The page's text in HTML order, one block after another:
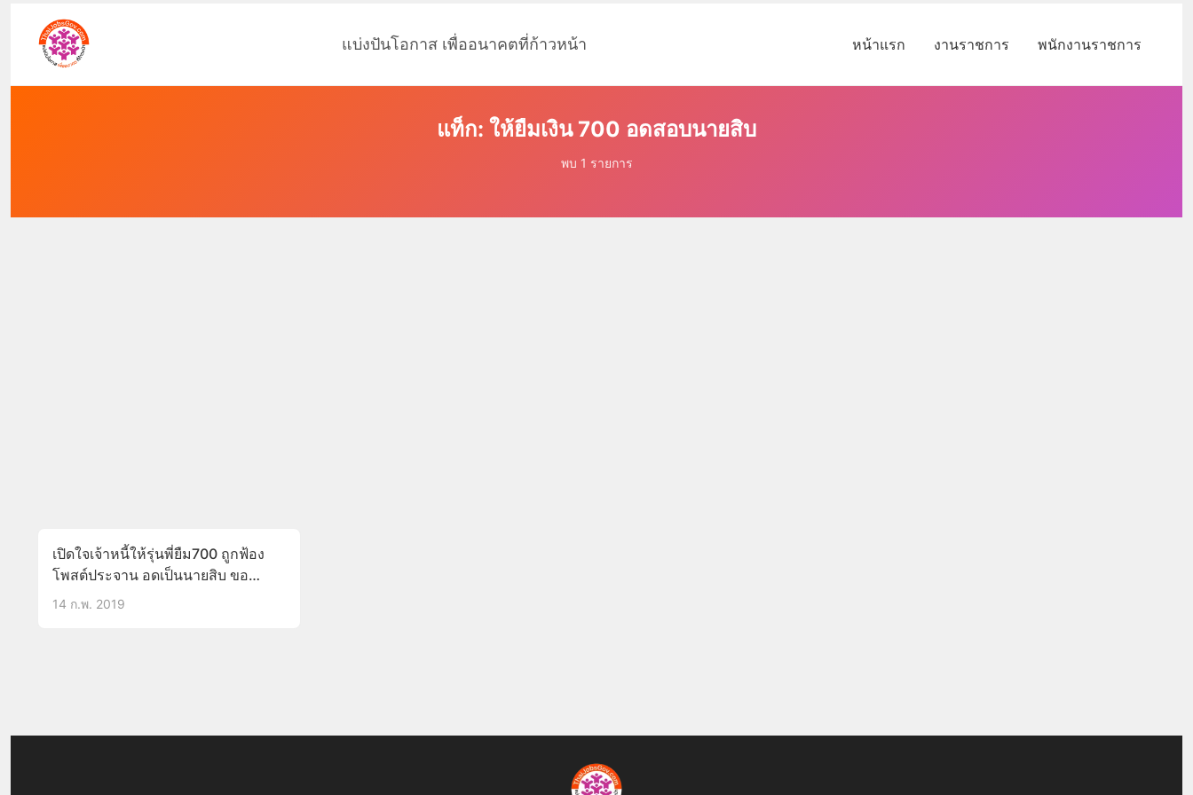
แบ่งปันโอกาส เพื่ออนาคตที่ก้าวหน้า หน้าแรก งานราชการ พนักงานราชการ
แท็ก: ให้ยืมเงิน 700 อดสอบนายสิบ
พบ 1 รายการ
เปิดใจเจ้าหนี้ให้รุ่นพี่ยืม700 ถูกฟ้อง
โพสต์ประจาน อดเป็นนายสิบ ขอ
เยียวยาอีกฝ่ายก็ไม่ยอม(มีคลิป)
14 ก.พ. 2019